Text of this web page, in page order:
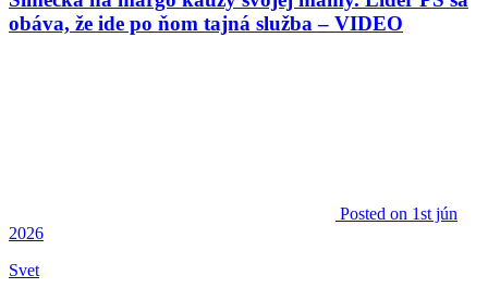
obáva, že ide po ňom tajná služba – VIDEO
Posted on 1st jún
2026
Svet